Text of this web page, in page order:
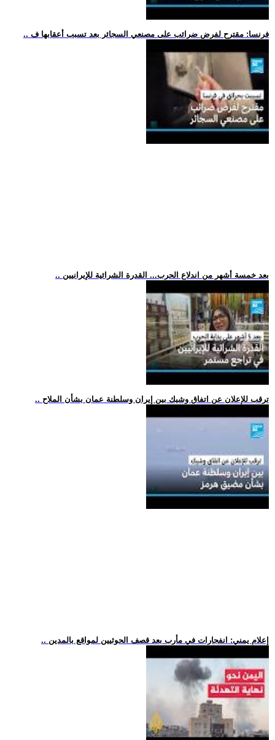
.. فرنسا: مقترح لفرض ضرائب على مصنعي السجائر بعد تسبب أعقابها ف
.. بعد خمسة أشهر من اندلاع الحرب... القدرة الشرائية للإيرانيين
.. ترقب للإعلان عن اتفاق وشيك بين إيران وسلطنة عمان بشأن الملاح
.. إعلام يمني: انفجارات في مأرب بعد قصف الحوثيين لمواقع بالمدين